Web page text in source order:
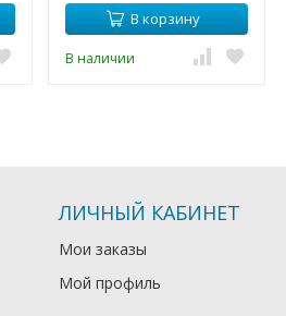
В корзину
В наличии
ЛИЧНЫЙ КАБИНЕТ
Мои заказы
Мой профиль